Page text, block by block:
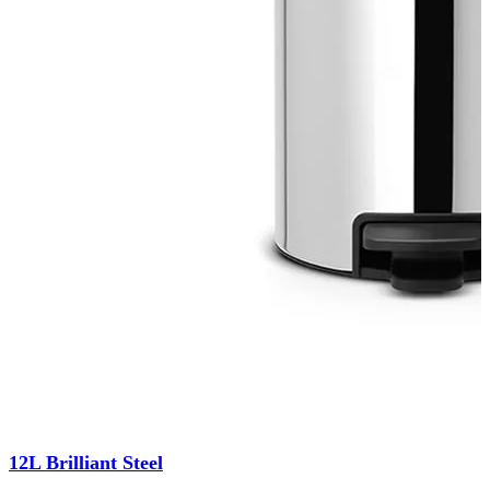
12L Brilliant Steel